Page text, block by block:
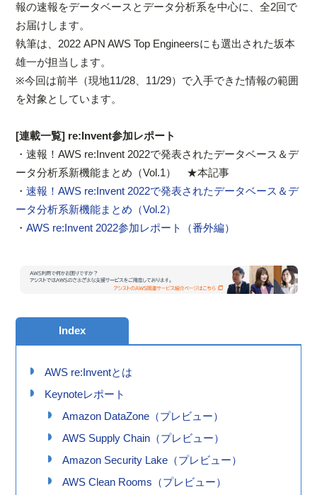
報の速報をデータベースとデータ分析系を中心に、全2回で
お届けします。
執筆は、2022 APN AWS Top Engineersにも選出された坂本
雄一が担当します。
※今回は前半（現地11/28、11/29）で入手できた情報の範囲
を対象としています。
[連載一覧] re:Invent参加レポート
・速報！AWS re:Invent 2022で発表されたデータベース＆デ
ータ分析系新機能まとめ（Vol.1） ★本記事
・速報！AWS re:Invent 2022で発表されたデータベース＆デ
ータ分析系新機能まとめ（Vol.2）
・AWS re:Invent 2022参加レポート（番外編）
Index
AWS re:Inventとは
Keynoteレポート
Amazon DataZone（プレビュー）
AWS Supply Chain（プレビュー）
Amazon Security Lake（プレビュー）
AWS Clean Rooms（プレビュー）